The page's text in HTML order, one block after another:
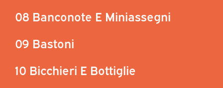
08 Banconote E Miniassegni
09 Bastoni
10 Bicchieri E Bottiglie